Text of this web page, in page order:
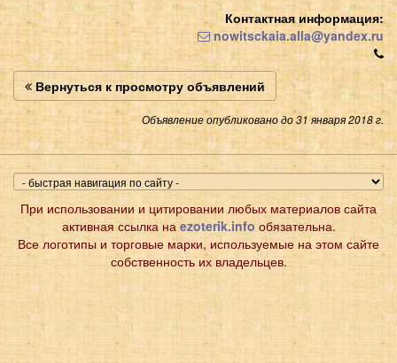
Контактная информация:
nowitsckaia.alla@yandex.ru
Вернуться к просмотру объявлений
Объявление опубликовано до 31 января 2018 г.
При использовании и цитировании любых материалов сайта
активная ссылка на ezoterik.info обязательна.
Все логотипы и торговые марки, используемые на этом сайте
собственность их владельцев.